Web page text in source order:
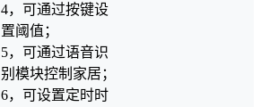
4，可通过按键设
置阈值；
5，可通过语音识
别模块控制家居；
6，可设置定时时